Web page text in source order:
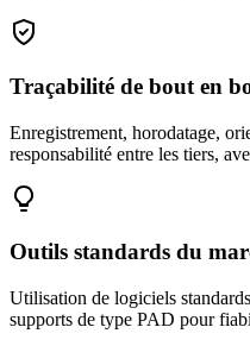
Traçabilité de bout en
Enregistrement, horodatage,
responsabilité entre les tiers,
Outils standards du
Utilisation de logiciels
supports de type PAD pour